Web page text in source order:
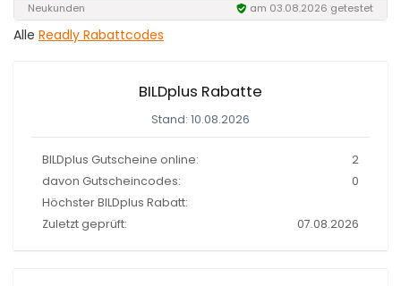
Neukunden am 03.08.2026 getestet
Alle Readly Rabattcodes
BILDplus Rabatte
Stand: 10.08.2026
BILDplus Gutscheine online:
2
davon Gutscheincodes:
0
Höchster BILDplus Rabatt:
Zuletzt geprüft:
07.08.2026